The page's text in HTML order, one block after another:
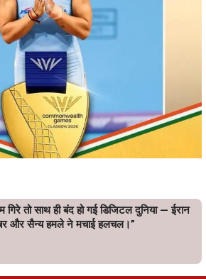
गिरे तो साथ ही बंद हो गई डिजिटल दुनिया — ईरान
और सैन्य हमले ने मचाई हलचल।”